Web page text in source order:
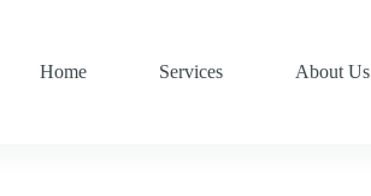
Home
Services About Us